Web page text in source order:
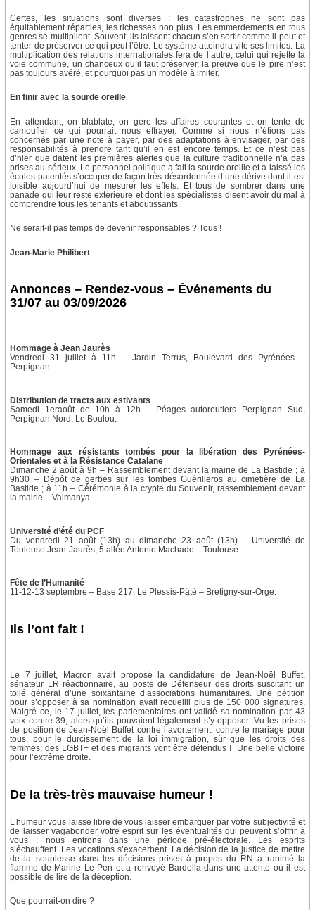
Certes, les situations sont diverses : les catastrophes ne sont pas
équitablement réparties, les richesses non plus. Les emmerdements en tous
genres se multiplient. Souvent, ils laissent chacun s’en sortir comme il peut et
tenter de préserver ce qui peut l’être. Le système atteindra vite ses limites. La
multiplication des relations internationales fera de l’autre, celui qui rejette la
voie commune, un chanceux qu’il faut préserver, la preuve que le pire n’est
pas toujours avéré, et pourquoi pas un modèle à imiter.
En finir avec la sourde oreille
En attendant, on blablate, on gère les affaires courantes et on tente de
camoufler ce qui pourrait nous effrayer. Comme si nous n’étions pas
concernés par une note à payer, par des adaptations à envisager, par des
responsabilités à prendre tant qu’il en est encore temps. Et ce n’est pas
d’hier que datent les premières alertes que la culture traditionnelle n’a pas
prises au sérieux. Le personnel politique a fait la sourde oreille et a laissé les
écolos patentés s’occuper de façon très désordonnée d’une dérive dont il est
loisible aujourd’hui de mesurer les effets. Et tous de sombrer dans une
panade qui leur reste extérieure et dont les spécialistes disent avoir du mal à
comprendre tous les tenants et aboutissants.
Ne serait-il pas temps de devenir responsables ? Tous !
Jean-Marie Philibert
Annonces – Rendez-vous – Événements du
31/07 au 03/09/2026
Hommage à Jean Jaurès
Vendredi 31 juillet à 11h – Jardin Terrus, Boulevard des Pyrénées –
Perpignan.
Distribution de tracts aux estivants
Samedi 1eraoût de 10h à 12h – Péages autoroutiers Perpignan Sud,
Perpignan Nord, Le Boulou.
Hommage aux résistants tombés pour la libération des Pyrénées-
Orientales et à la Résistance Catalane
Dimanche 2 août à 9h – Rassemblement devant la mairie de La Bastide ; à
9h30 – Dépôt de gerbes sur les tombes Guérilleros au cimetière de La
Bastide ; à 11h – Cérémonie à la crypte du Souvenir, rassemblement devant
la mairie – Valmanya.
Université d’été du PCF
Du vendredi 21 août (13h) au dimanche 23 août (13h) – Université de
Toulouse Jean-Jaurès, 5 allée Antonio Machado – Toulouse.
Fête de l’Humanité
11-12-13 septembre – Base 217, Le Plessis-Pâté – Bretigny-sur-Orge.
Ils l’ont fait !
Le 7 juillet, Macron avait proposé la candidature de Jean-Noël Buffet,
sénateur LR réactionnaire, au poste de Défenseur des droits suscitant un
tollé général d’une soixantaine d’associations humanitaires. Une pétition
pour s’opposer à sa nomination avait recueilli plus de 150 000 signatures.
Malgré ce, le 17 juillet, les parlementaires ont validé sa nomination par 43
voix contre 39, alors qu’ils pouvaient légalement s’y opposer. Vu les prises
de position de Jean-Noël Buffet contre l’avortement, contre le mariage pour
tous, pour le durcissement de la loi immigration, sûr que les droits des
femmes, des LGBT+ et des migrants vont être défendus ! Une belle victoire
pour l’extrême droite.
De la très-très mauvaise humeur !
L’humeur vous laisse libre de vous laisser embarquer par votre subjectivité et
de laisser vagabonder votre esprit sur les éventualités qui peuvent s’offrir à
vous : nous entrons dans une période pré-électorale. Les esprits
s’échauffent. Les vocations s’exacerbent. La décision de la justice de mettre
de la souplesse dans les décisions prises à propos du RN a ranimé la
flamme de Marine Le Pen et a renvoyé Bardella dans une attente où il est
possible de lire de la déception.
Que pourrait-on dire ?